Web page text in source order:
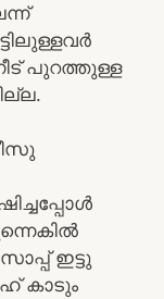
പുറത്തുള്ള
ഇട്ടു
കാടും